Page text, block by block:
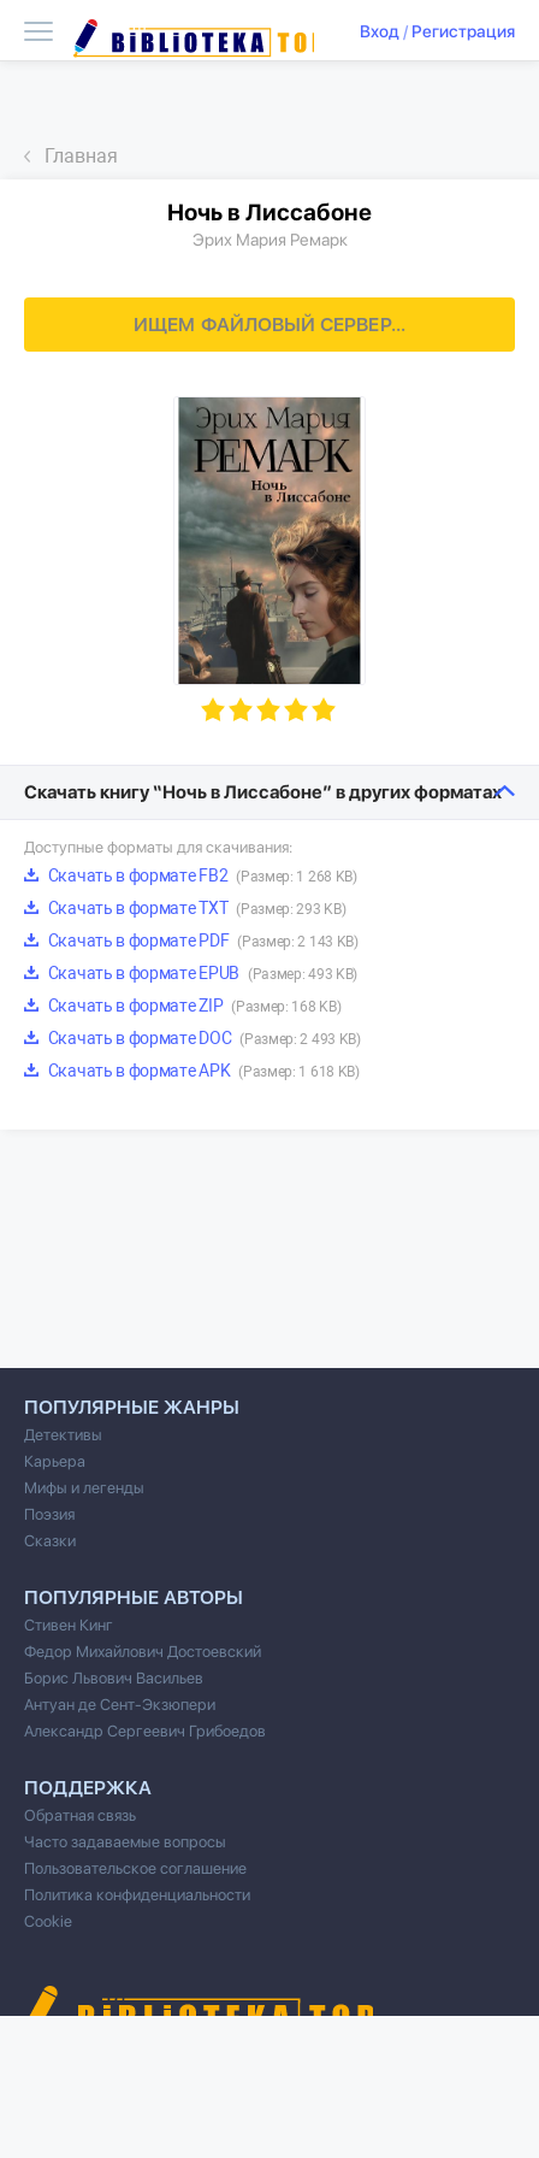
Вход/ Регистрация
Главная
Ночь в Лиссабоне
Эрих Мария Ремарк
ИЩЕМ ФАЙЛОВЫЙ СЕРВЕР...
Скачать книгу “Ночь в Лиссабоне” в других форматах
Доступные форматы для скачивания:
Скачать в формате FB2 (Размер: 1 268 KB)
Скачать в формате TXT (Размер: 293 KB)
Скачать в формате PDF (Размер: 2 143 KB)
Скачать в формате EPUB (Размер: 493 KB)
Скачать в формате ZIP (Размер: 168 KB)
Скачать в формате DOC (Размер: 2 493 KB)
Скачать в формате APK (Размер: 1 618 KB)
ПОПУЛЯРНЫЕ ЖАНРЫ
Детективы
Карьера
Мифы и легенды
Поэзия
Сказки
ПОПУЛЯРНЫЕ АВТОРЫ
Стивен Кинг
Федор Михайлович Достоевский
Борис Львович Васильев
Антуан де Сент-Экзюпери
Александр Сергеевич Грибоедов
ПОДДЕРЖКА
Обратная связь
Часто задаваемые вопросы
Пользовательское соглашение
Политика конфиденциальности
Cookie